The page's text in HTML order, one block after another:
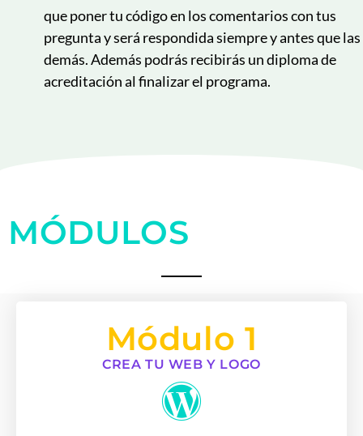
que poner tu código en los comentarios con tus
pregunta y será respondida siempre y antes que las
demás. Además podrás recibirás un diploma de
acreditación al finalizar el programa.
MÓDULOS
Módulo 1
CREA TU WEB Y LOGO